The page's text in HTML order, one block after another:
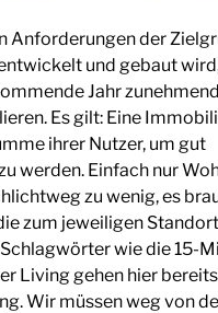
Anforderungen der
und gebaut
Jahr
Es gilt: Eine
ihrer Nutzer, um gut
werden. Einfach nur
zu wenig, es
zum jeweiligen
wie die 15-
Living gehen hier
Wir müssen weg von